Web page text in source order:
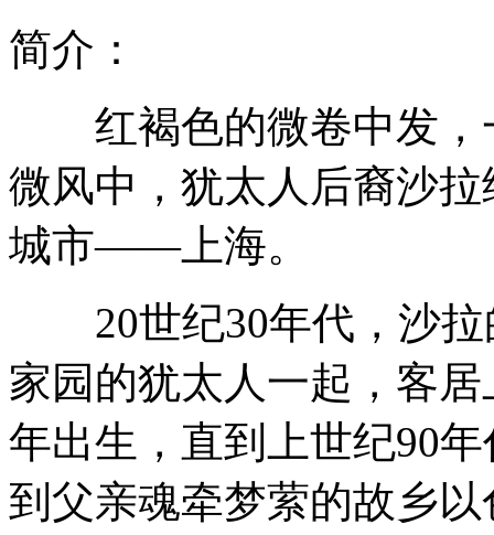
冯绍峰倪妮值得在一起
澳洲新人婚礼表演高难度舞步受热捧
超萌小动物 瞬间秒杀你的眼
简介：
红褐色的微卷中发，
微风中，犹太人后裔沙
城市——上海。
20世纪30年代，沙拉
家园的犹太人一起，客
年出生，直到上世纪90
到父亲魂牵梦萦的故乡